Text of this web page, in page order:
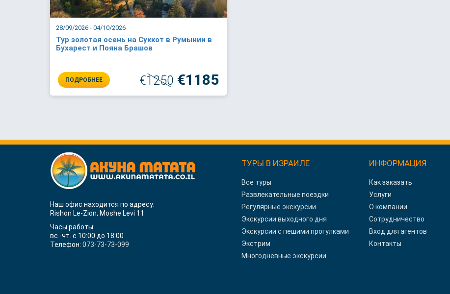
28/09/2026 - 04/10/2026
Тур золотая осень на Суккот в Румынии в
Бухарест и Пояна Брашов
ПОДРОБНЕЕ €1250 €1185
Наш офис находится по адресу:
Rishon Le-Zion, Moshe Levi 11
Часы работы:
вс.-чт. с 10:00 до 18:00
Телефон: 073-73-73-099
ТУРЫ В ИЗРАИЛЕ
Все туры
Развлекательные поездки
Регулярные экскурсии
Экскурсии выходного дня
Экскурсии с пешими прогулками
Экстрим
Многодневные экскурсии
ИНФОРМАЦИЯ
Как заказать
Услуги
О компании
Сотрудничество
Вход для агентов
Контакты